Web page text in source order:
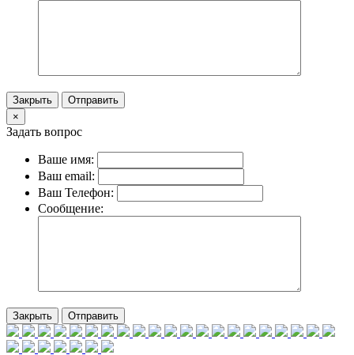
Закрыть
Отправить
×
Задать вопрос
Ваше имя:
Ваш email:
Ваш Телефон:
Сообщение:
Закрыть Отправить